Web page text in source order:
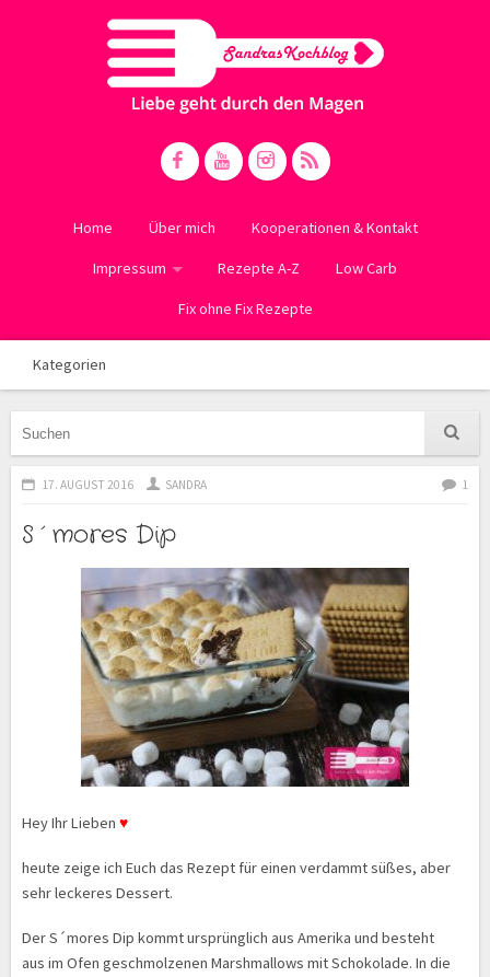
Home Über mich Kooperationen & Kontakt
Impressum Rezepte A-Z Low Carb
Fix ohne Fix Rezepte
Kategorien
17. AUGUST 2016 SANDRA 1
S´mores Dip
Hey Ihr Lieben ♥
heute zeige ich Euch das Rezept für einen verdammt süßes, aber
sehr leckeres Dessert.
Der S´mores Dip kommt ursprünglich aus Amerika und besteht
aus im Ofen geschmolzenen Marshmallows mit Schokolade. In die